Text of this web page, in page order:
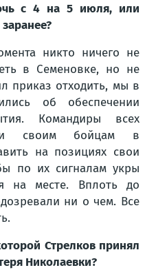
с 4 на 5 июля, или
никто ничего не
в Семеновке, но не
приказ отходить, мы в
об обеспечении
Командиры всех
своим бойцам в
на позициях свои
по их сигналам укры
на месте. Вплоть до
ни о чем. Все
Стрелков принял
Николаевки?